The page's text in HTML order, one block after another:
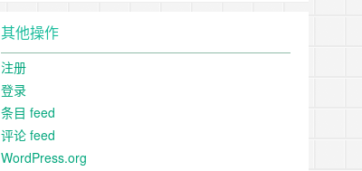
其他操作
注册
登录
条目 feed
评论 feed
WordPress.org